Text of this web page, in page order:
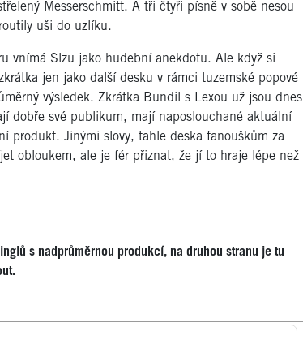
Messerschmitt. A tři čtyři písně v sobě nesou
uši do uzlíku.
vnímá Slzu jako hudební anekdotu. Ale když si
jen jako další desku v rámci tuzemské popové
výsledek. Zkrátka Bundil s Lexou už jsou dnes
dobře své publikum, mají naposlouchané aktuální
produkt. Jinými slovy, tahle deska fanouškům za
obloukem, ale je fér přiznat, že jí to hraje lépe než
s nadprůměrnou produkcí, na druhou stranu je tu